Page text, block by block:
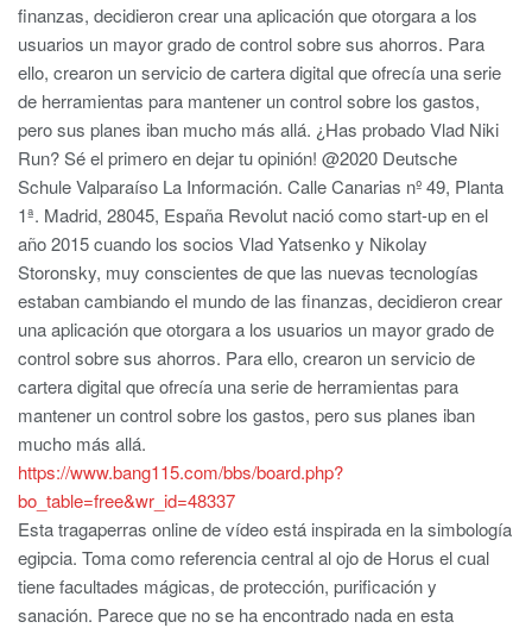
finanzas, decidieron crear una aplicación que otorgara a los
usuarios un mayor grado de control sobre sus ahorros. Para
ello, crearon un servicio de cartera digital que ofrecía una serie
de herramientas para mantener un control sobre los gastos,
pero sus planes iban mucho más allá. ¿Has probado Vlad Niki
Run? Sé el primero en dejar tu opinión! @2020 Deutsche
Schule Valparaíso La Información. Calle Canarias nº 49, Planta
1ª. Madrid, 28045, España Revolut nació como start-up en el
año 2015 cuando los socios Vlad Yatsenko y Nikolay
Storonsky, muy conscientes de que las nuevas tecnologías
estaban cambiando el mundo de las finanzas, decidieron crear
una aplicación que otorgara a los usuarios un mayor grado de
control sobre sus ahorros. Para ello, crearon un servicio de
cartera digital que ofrecía una serie de herramientas para
mantener un control sobre los gastos, pero sus planes iban
mucho más allá.
https://www.bang115.com/bbs/board.php?
bo_table=free&wr_id=48337
Esta tragaperras online de vídeo está inspirada en la simbología
egipcia. Toma como referencia central al ojo de Horus el cual
tiene facultades mágicas, de protección, purificación y
sanación. Parece que no se ha encontrado nada en esta